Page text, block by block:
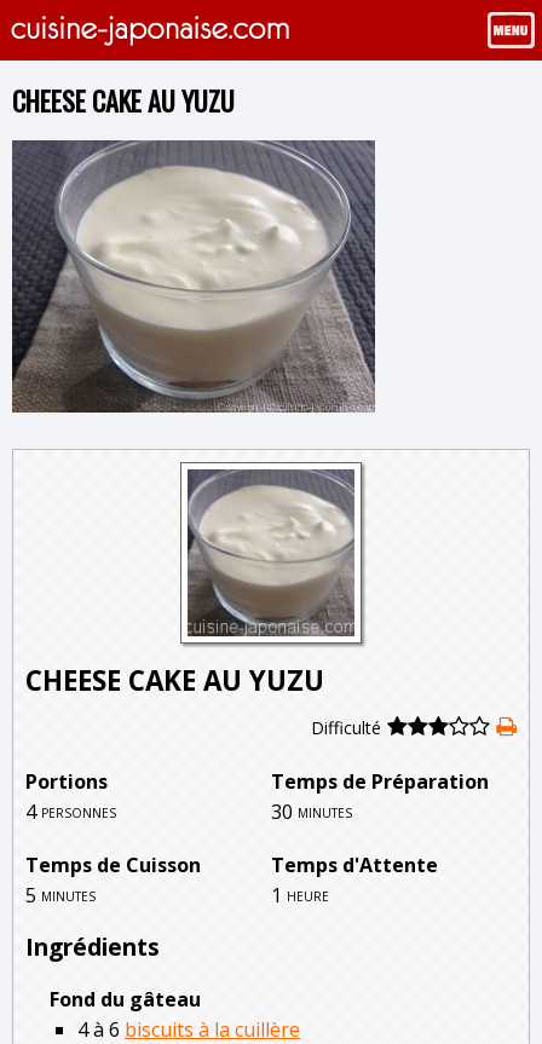
CHEESE CAKE AU YUZU
CHEESE CAKE AU YUZU
Difficulté
Portions
Temps de Préparation
4 personnes 30 minutes
Temps de Cuisson
Temps d'Attente
5 minutes 1 heure
Ingrédients
Fond du gâteau
4 à 6 biscuits à la cuillère